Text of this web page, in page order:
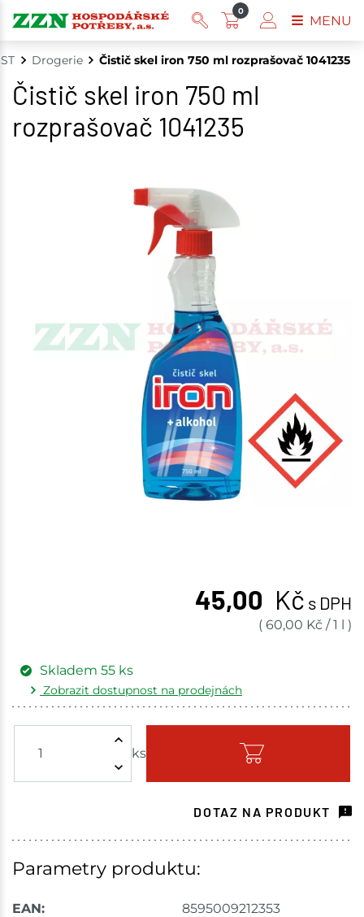
Drogerie Čistič skel iron 750 ml rozprašovač 1041235
Čistič skel iron 750 ml
rozprašovač 1041235
45,00 Kč s DPH
( 60,00 Kč /1 l )
ks
Skladem 55 ks
Zobrazit dostupnost na prodejnách
Skladem - ihned k odeslání
Choceň 5 ks
DOTAZ NA PRODUKT
Parametry produktu:
EAN: 8595009212353
0
MENU